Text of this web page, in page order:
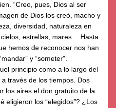
“Creo, pues, Dios al ser
de Dios los creó, macho y
diversidad, naturaleza en
estrellas, mares… Hasta
hemos de reconocer nos han
y “someter”.
principio como a lo largo del
través de los tiempos. Dos
los aires el don gratuito de la
eligieron los “elegidos”? ¿Los